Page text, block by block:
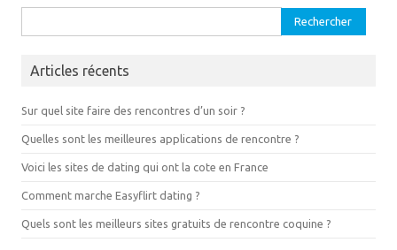
Articles récents
Sur quel site faire des rencontres d’un soir ?
Quelles sont les meilleures applications de rencontre ?
Voici les sites de dating qui ont la cote en France
Comment marche Easyflirt dating ?
Quels sont les meilleurs sites gratuits de rencontre coquine ?